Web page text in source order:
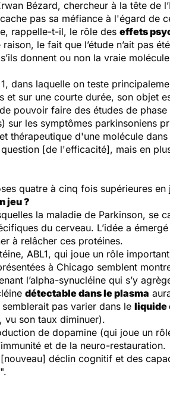
Bézard, chercheur à la tête de
pas sa méfiance à l'égard de
rappelle-t-il, le rôle des effets
le fait que l’étude n’ait pas
donnent ou non la vraie
dans laquelle on teste
et sur une courte durée, son objet
pouvoir faire des études de
les symptômes parkinsoniens
thérapeutique d'une molécule dans
[de l'efficacité], mais en
quatre à cinq fois supérieures
jeu ?
la maladie de Parkinson, se
du cerveau. L’idée a
à relâcher ces protéines.
ABL1, qui joue un rôle
à Chicago semblent
l’alpha-synucléine qui s’y
détectable dans le plasma
pas varier dans le liquide
vu son taux diminuer).
de dopamine (qui joue un
et de la neuro-restauration.
déclin cognitif et des